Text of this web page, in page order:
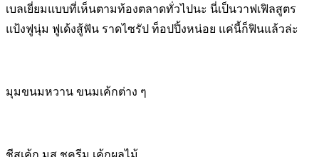
เบลเยี่ยมแบบที่เห็นตามท้องตลาดทั่วไปนะ นี่เป็นวาฟเฟิลสูตร
แป้งฟูนุ่ม ฟูเด้งสู้ฟัน ราดไซรัป ท็อปปิ้งหน่อย แค่นี้ก็ฟินแล้วล่ะ
มุมขนมหวาน ขนมเค้กต่าง ๆ
ชีสเค้ก มูส ชูครีม เค้กผลไม้